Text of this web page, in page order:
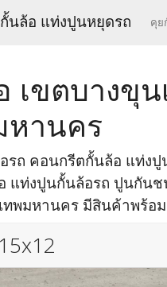
นล้อ แท่งปูนหยุดรถ คุย
เขตบางขุ
หานคร
รถ คอนกรีตกั้นล้อ แท่ง
แท่งปูนกั้นล้อรถ ปูนกันช
ทพมหานคร มีสินค้าพร้อ